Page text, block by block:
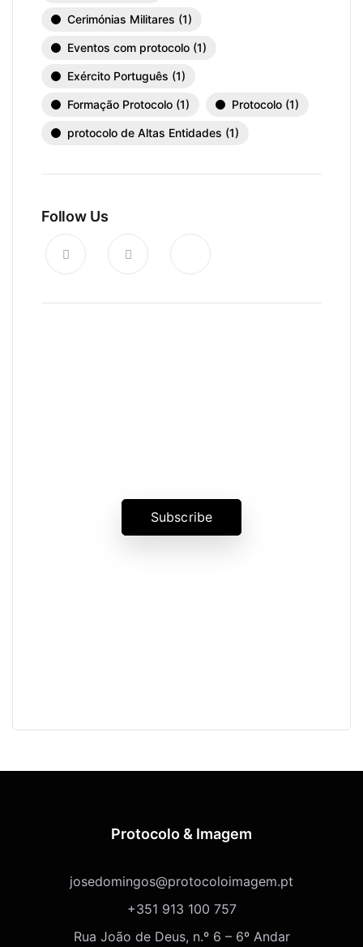
Cerimónias Militares (1)
Eventos com protocolo (1)
Exército Português (1)
Formação Protocolo (1) Protocolo (1)
protocolo de Altas Entidades (1)
Follow Us
Subscribe
Protocolo & Imagem
josedomingos@protocoloimagem.pt
+351 913 100 757
Rua João de Deus, n.º 6 – 6º Andar